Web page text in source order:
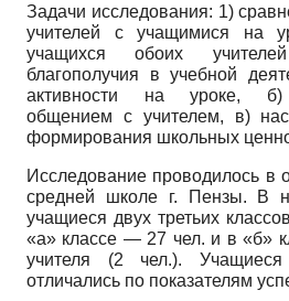
Задачи исследования: 1)
учителей с учащимися на
учащихся обоих
благополучия в учебной
активности на уроке, б)
общением с учителем, в)
формирования школьных
Исследование проводилось в
средней школе г. Пензы. В
учащиеся двух третьих
«а» классе — 27 чел. и в «б»
учителя (2 чел.).
отличались по показателям